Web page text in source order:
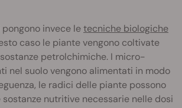
invece letecniche biologiche
caso le piante vengono coltivate
petrolchimiche. I micro-
nel suolo vengono alimentati in modo
le radici delle piante possono
nutritive necessarie nelle dosi